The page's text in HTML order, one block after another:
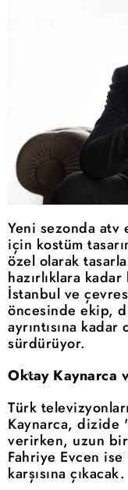
Yeni sezonda atv
için kostüm
özel olarak
hazırlıklara
İstanbul ve
öncesinde ekip,
ayrıntısına kadar
sürdürüyor.
Oktay Kaynarca
Türk
Kaynarca, dizide
verirken, uzun bir
Fahriye Evcen
karşısına çıkacak.